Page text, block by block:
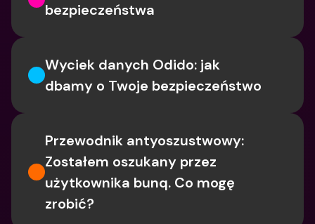
bezpieczeństwa
Wyciek danych Odido: jak
dbamy o Twoje bezpieczeństwo
Przewodnik antyoszustwowy:
Zostałem oszukany przez
użytkownika bunq. Co mogę
zrobić?